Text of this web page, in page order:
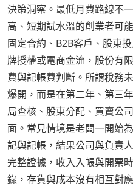
決策洞察。最低月費路線不
高、短期試水溫的創業者可
固定合約、B2B客戶、股東
牌授權或電商金流，股份有
費與記帳費判斷。所謂稅務
爆開，而是在第二年、第三
局查核、股東分配、買賣公
面。常見情境是老闆一開始
記與記帳，結果公司與負責
完整證據，收入入帳與開票
錄，存貨與成本沒有相互對